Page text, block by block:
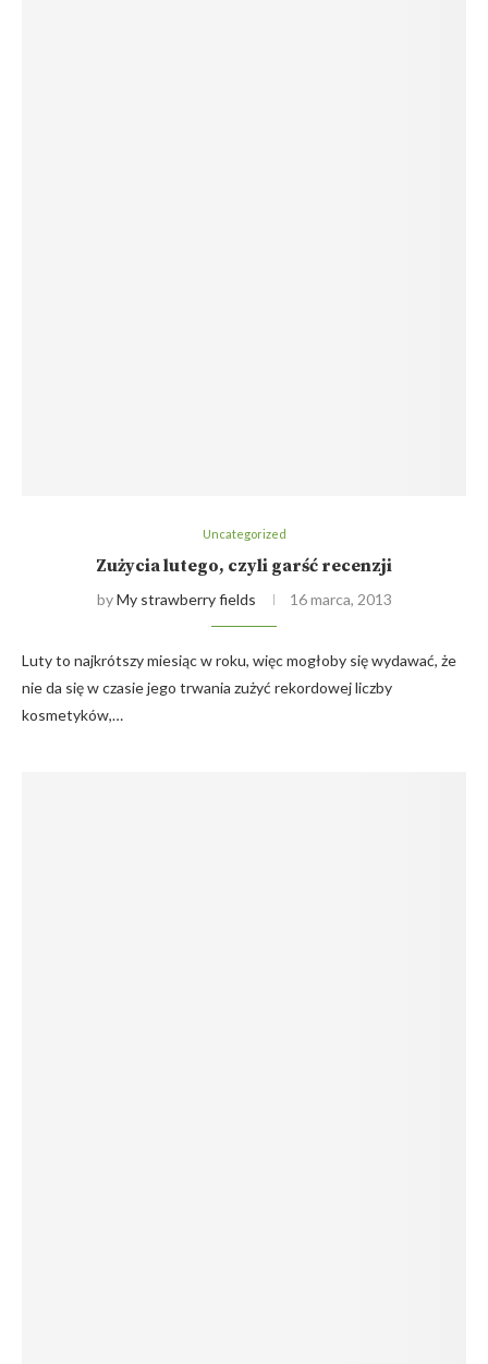
Uncategorized
Zużycia lutego, czyli garść recenzji
byMy strawberry fields 16 marca, 2013
Luty to najkrótszy miesiąc w roku, więc mogłoby się wydawać, że
nie da się w czasie jego trwania zużyć rekordowej liczby
kosmetyków,…